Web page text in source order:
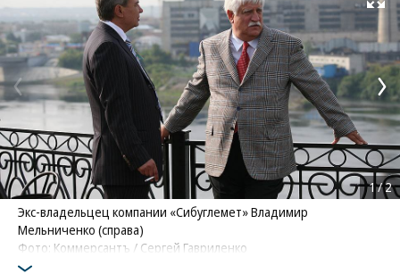
Развернуть
Экс-владельцец компании «Сибуглемет» Владимир
Мельниченко (справа)
Фото: Коммерсантъ / Сергей Гавриленко
1/2